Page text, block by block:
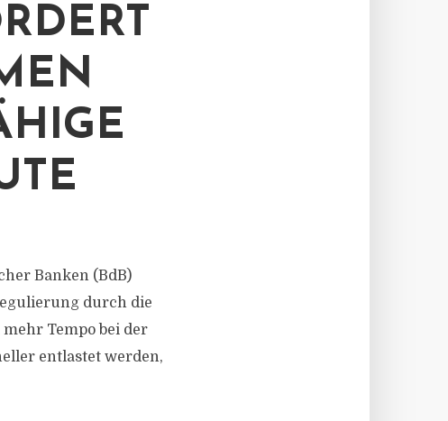
Banken (BdB)
durch die
Tempo bei der
entlastet werden,